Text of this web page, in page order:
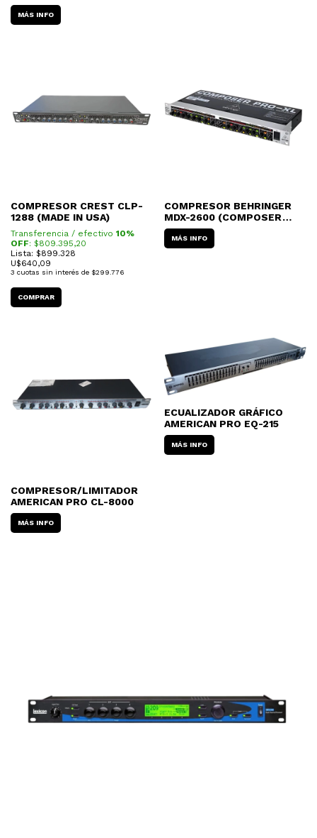
MÁS INFO
COMPRESOR CREST CLP-
1288 (MADE IN USA)
Transferencia / efectivo 10%
OFF: $809.395,20
Lista: $899.328
U$640,09
3 cuotas sin interés de $299.776
COMPRESOR BEHRINGER
MDX-2600 (COMPOSER
PRO-XL)
MÁS INFO
COMPRESOR/LIMITADOR
AMERICAN PRO CL-8000
MÁS INFO
ECUALIZADOR GRÁFICO
AMERICAN PRO EQ-215
MÁS INFO